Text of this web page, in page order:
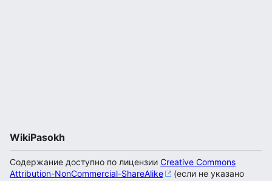
WikiPasokh
Содержание доступно по лицензии Creative Commons
Attribution-NonCommercial-ShareAlike
(если не указано